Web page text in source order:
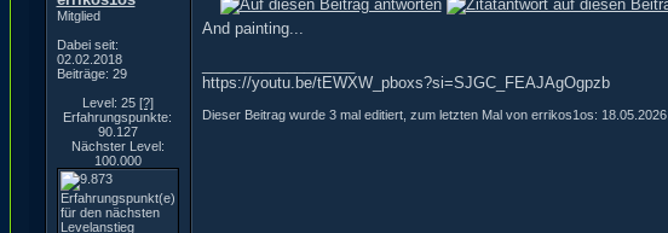
Mitglied
Dabei seit:
02.02.2018
Beiträge: 29
Level: 25 [?]
Erfahrungspunkte:
90.127
Nächster Level:
100.000
And painting...
https://youtu.be/tEWXW_pboxs?si=SJGC_FEAJAgOgpzb
Dieser Beitrag wurde 3 mal editiert, zum letzten Mal von errikos1os: 18.05.2026